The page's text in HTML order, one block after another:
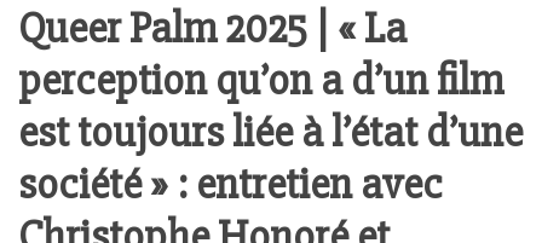
Queer Palm 2025 | « La
perception qu’on a d’un film
est toujours liée à l’état d’une
société » : entretien avec